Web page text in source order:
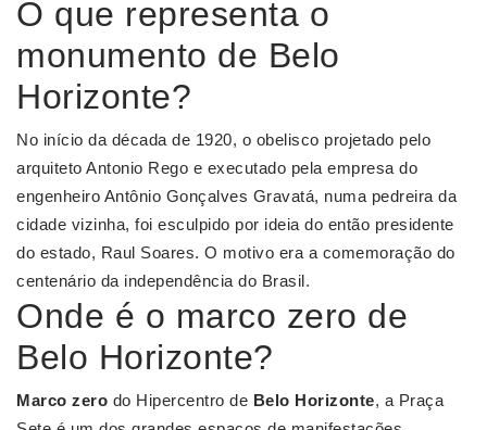
O que representa o
monumento de Belo
Horizonte?
No início da década de 1920, o obelisco projetado pelo
arquiteto Antonio Rego e executado pela empresa do
engenheiro Antônio Gonçalves Gravatá, numa pedreira da
cidade vizinha, foi esculpido por ideia do então presidente
do estado, Raul Soares. O motivo era a comemoração do
centenário da independência do Brasil.
Onde é o marco zero de
Belo Horizonte?
Marco zero do Hipercentro de Belo Horizonte, a Praça